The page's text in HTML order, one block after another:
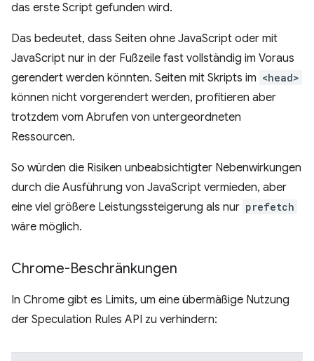
das erste Script gefunden wird.
Das bedeutet, dass Seiten ohne JavaScript oder mit
JavaScript nur in der Fußzeile fast vollständig im Voraus
gerendert werden könnten. Seiten mit Skripts im <head>
können nicht vorgerendert werden, profitieren aber
trotzdem vom Abrufen von untergeordneten
Ressourcen.
So würden die Risiken unbeabsichtigter Nebenwirkungen
durch die Ausführung von JavaScript vermieden, aber
eine viel größere Leistungssteigerung als nur prefetch
wäre möglich.
Chrome-Beschränkungen
In Chrome gibt es Limits, um eine übermäßige Nutzung
der Speculation Rules API zu verhindern: